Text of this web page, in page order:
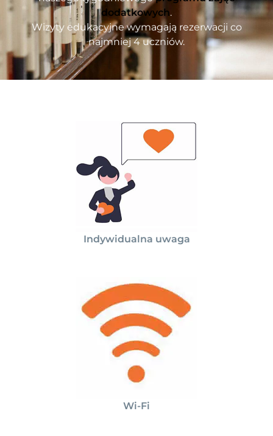
dodatkowych.
Wizyty edukacyjne wymagają rezerwacji co
najmniej 4 uczniów.
Indywidualna uwaga
Wi-Fi